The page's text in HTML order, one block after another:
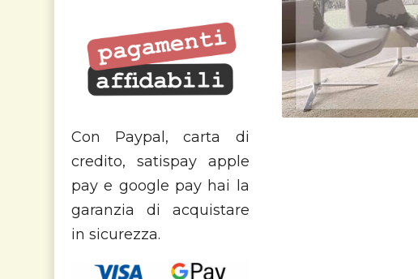
Con Paypal, carta di
credito, satispay apple
pay e google pay hai la
garanzia di acquistare
in sicurezza.